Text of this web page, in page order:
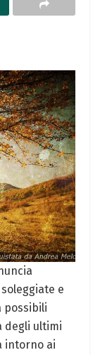
e
possibili
degli ultimi
intorno ai